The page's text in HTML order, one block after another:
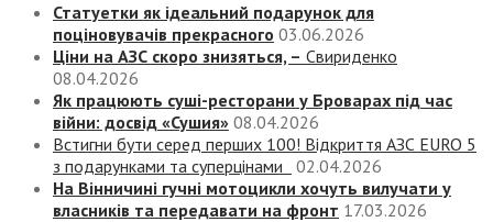
Статуетки як ідеальний подарунок для
поціновувачів прекрасного 03.06.2026
Ціни на АЗС скоро знизяться, – Свириденко
08.04.2026
Як працюють суші-ресторани у Броварах під час
війни: досвід «Сушия» 08.04.2026
Встигни бути серед перших 100! Відкриття АЗС EURO 5
з подарунками та суперцінами
02.04.2026
На Вінничині гучні мотоцикли хочуть вилучати у
власників та передавати на фронт 17.03.2026